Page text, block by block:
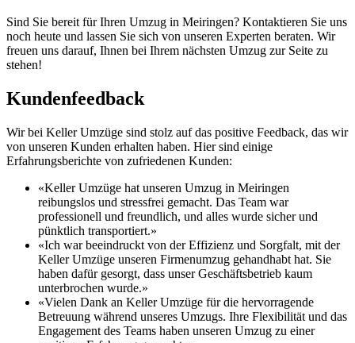
Sind Sie bereit für Ihren Umzug in Meiringen? Kontaktieren Sie uns
noch heute und lassen Sie sich von unseren Experten beraten. Wir
freuen uns darauf, Ihnen bei Ihrem nächsten Umzug zur Seite zu
stehen!
Kundenfeedback
Wir bei Keller Umzüge sind stolz auf das positive Feedback, das wir
von unseren Kunden erhalten haben. Hier sind einige
Erfahrungsberichte von zufriedenen Kunden:
«Keller Umzüge hat unseren Umzug in Meiringen
reibungslos und stressfrei gemacht. Das Team war
professionell und freundlich, und alles wurde sicher und
pünktlich transportiert.»
«Ich war beeindruckt von der Effizienz und Sorgfalt, mit der
Keller Umzüge unseren Firmenumzug gehandhabt hat. Sie
haben dafür gesorgt, dass unser Geschäftsbetrieb kaum
unterbrochen wurde.»
«Vielen Dank an Keller Umzüge für die hervorragende
Betreuung während unseres Umzugs. Ihre Flexibilität und das
Engagement des Teams haben unseren Umzug zu einer